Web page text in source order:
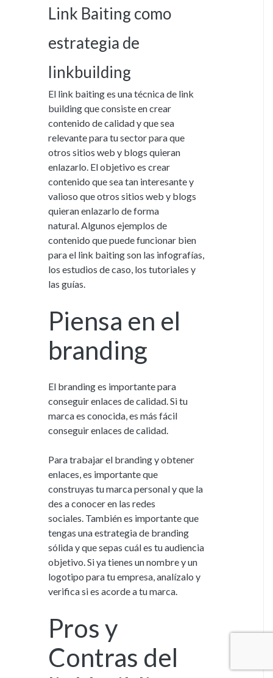
Link Baiting como
estrategia de
linkbuilding
El link baiting es una técnica de link
building que consiste en crear
contenido de calidad y que sea
relevante para tu sector para que
otros sitios web y blogs quieran
enlazarlo. El objetivo es crear
contenido que sea tan interesante y
valioso que otros sitios web y blogs
quieran enlazarlo de forma
natural. Algunos ejemplos de
contenido que puede funcionar bien
para el link baiting son las infografías,
los estudios de caso, los tutoriales y
las guías.
Piensa en el
branding
El branding es importante para
conseguir enlaces de calidad. Si tu
marca es conocida, es más fácil
conseguir enlaces de calidad.
Para trabajar el branding y obtener
enlaces, es importante que
construyas tu marca personal y que la
des a conocer en las redes
sociales. También es importante que
tengas una estrategia de branding
sólida y que sepas cuál es tu audiencia
objetivo. Si ya tienes un nombre y un
logotipo para tu empresa, analízalo y
verifica si es acorde a tu marca.
Pros y
Contras del